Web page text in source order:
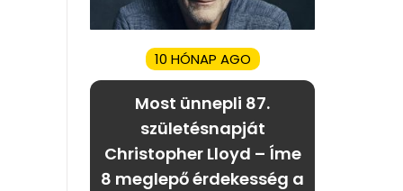
10 HÓNAP AGO
Most ünnepli 87.
születésnapját
Christopher Lloyd – Íme
8 meglepő érdekesség a